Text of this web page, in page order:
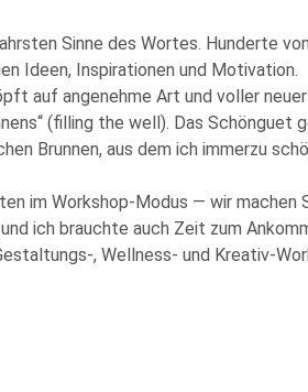
Sinne des Wortes. Hunderte
Ideen, Inspirationen und Motivation.
auf angenehme Art und voller
(filling the well). Das
Brunnen, aus dem ich immerzu
im Workshop-Modus — wir
ich brauchte auch Zeit zum
, Wellness- und Kreativ-